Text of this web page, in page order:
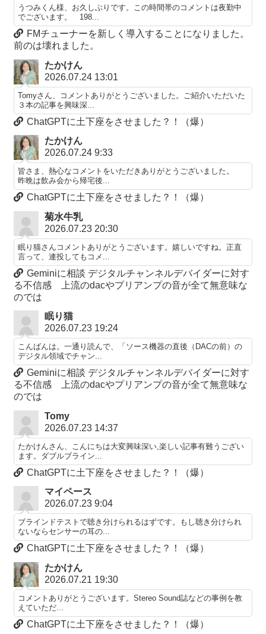
うつみくん様、お久しぶりです。この時間帯のコメントは夜勤中
でございます。 198...
FMチューナーを新しく導入することになりました。
前のは壊れました。
たかけん
2026.07.24 13:01
Tomyさん、コメントありがとうございました。ご紹介いただいた
３本の記事を興味深...
ChatGPTに土下座をさせました？！（爆）
たかけん
2026.07.24 9:33
皆さま、熱心なコメントをいただきありがとうございました。
昨晩は飲み会から帰宅後...
ChatGPTに土下座をさせました？！（爆）
菊水牛乳
2026.07.23 20:30
眠り猫さんコメントありがとうございます。嬉しいですね。正直
言って、連投してもコメ...
Geminiに相談 デジタルチャンネルデバイダーに対す
る不信感 上流のdacやプリアンプの音が全て無意味な
のでは
眠り猫
2026.07.23 19:24
こんばんは。一通り読んで、「ソース機器の直後（DACの前）の
デジタル領域でチャン...
Geminiに相談 デジタルチャンネルデバイダーに対す
る不信感 上流のdacやプリアンプの音が全て無意味な
のでは
Tomy
2026.07.23 14:37
たかけんさん、こんにちは大変興味深い,楽しい記事有難うござい
ます。ダブルブライン...
ChatGPTに土下座をさせました？！（爆）
マイペース
2026.07.23 9:04
ブラインドテストで聴き分けられるはずです。もし聴き分けられ
ないならセンサーの耳の...
ChatGPTに土下座をさせました？！（爆）
たかけん
2026.07.21 19:30
コメントありがとうございます。Stereo Sound誌などの事例を教
えていただ...
ChatGPTに土下座をさせました？！（爆）